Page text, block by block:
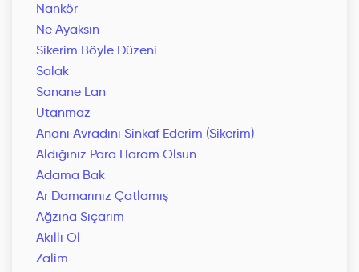
Nankör
Ne Ayaksın
Sikerim Böyle Düzeni
Salak
Sanane Lan
Utanmaz
Ananı Avradını Sinkaf Ederim (Sikerim)
Aldığınız Para Haram Olsun
Adama Bak
Ar Damarınız Çatlamış
Ağzına Sıçarım
Akıllı Ol
Zalim